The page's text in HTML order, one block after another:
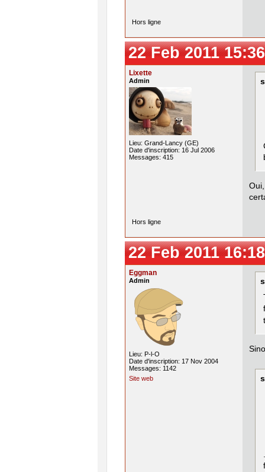
Hors ligne
22 Feb 2011
Lixette
Admin
Lieu: Grand-Lancy (GE)
Date d'inscription: 16 Jul 2006
Messages: 415
Hors ligne
22 Feb 2011
Eggman
Admin
Lieu: P-l-O
Date d'inscription: 17 Nov 2004
Messages: 1142
Site web